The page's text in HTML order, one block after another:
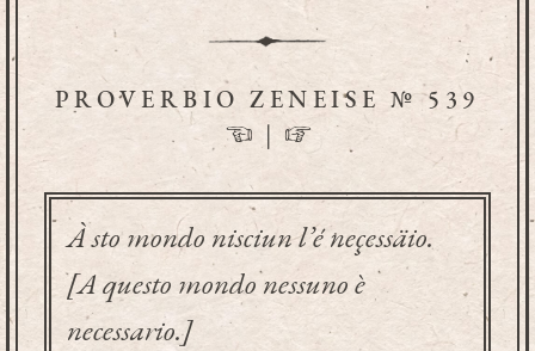
PROVERBIO ZENEISE № 539
☜ | ☞
À sto mondo nisciun l’é neçessäio.
[A questo mondo nessuno è
necessario.]